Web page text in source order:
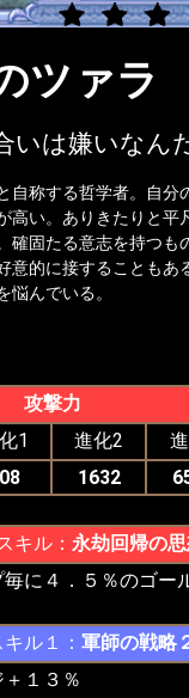
ツァラ
いは嫌いなん
自称する哲学者。自分
高い。ありきたりと平
確固たる意志を持つも
意的に接することもあ
悩んでいる。
攻撃力
1 進化2
1632
キル： 永劫回帰の
毎に４．５％のゴー
ル１： 軍師の戦略
１３％